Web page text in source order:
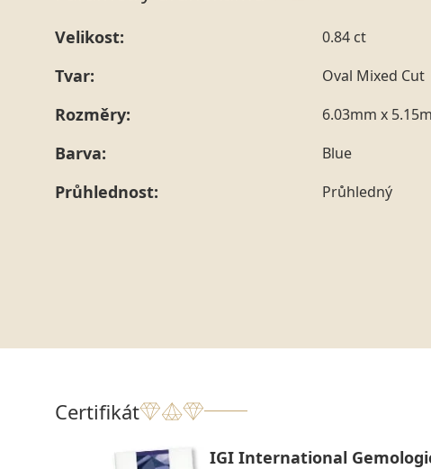
Velikost: 0.84 ct
Tvar: Oval Mixed Cut
Rozměry: 6.03mm x
Barva: Blue
Průhlednost: Průhledný
Certifikát
IGI International